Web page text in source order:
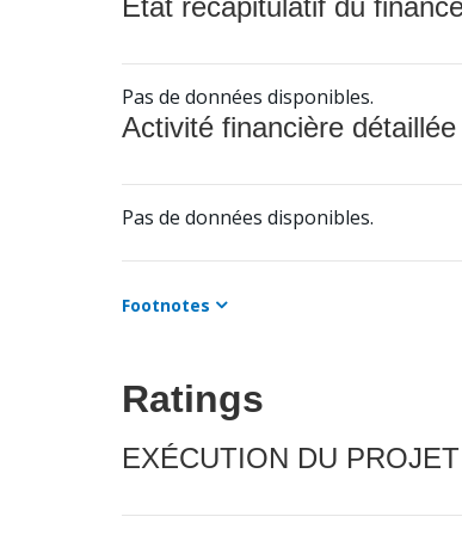
État récapitulatif du
Pas de données disponibles.
Activité financière
Pas de données disponibles.
Footnotes
Ratings
EXÉCUTION DU PROJET